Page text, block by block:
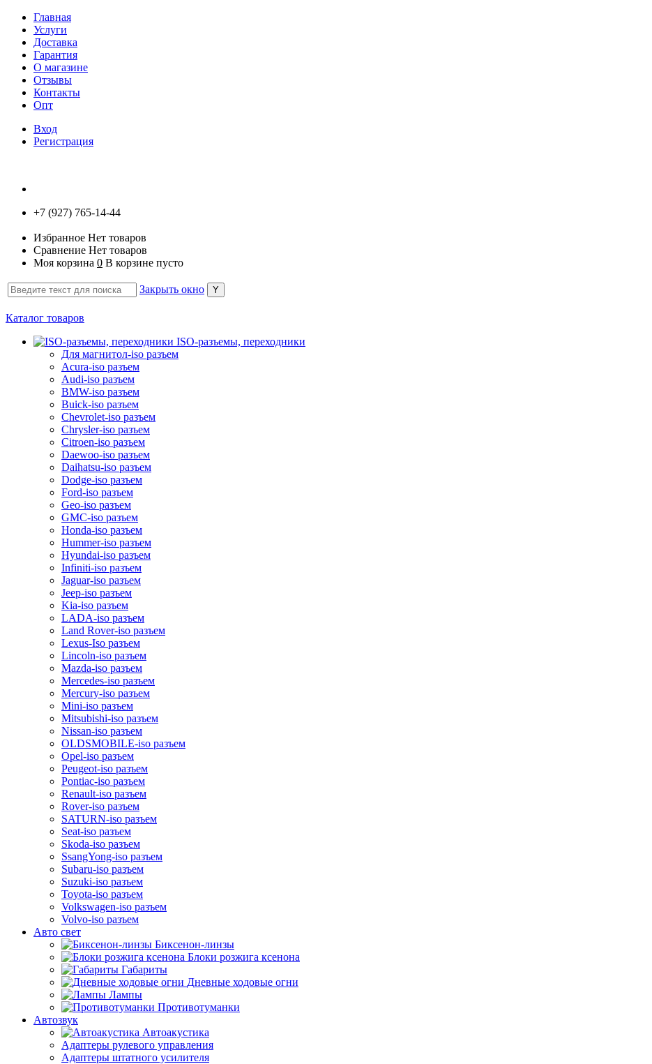
Главная
Услуги
Доставка
Гарантия
О магазине
Отзывы
Контакты
Опт
Вход
Регистрация
+7 (927) 765-14-44
Избранное Нет товаров
Сравнение Нет товаров
Моя корзина 0 В корзине пусто
Закрыть окно
Каталог товаров
ISO-разъемы, переходники
Для магнитол-iso разъем
Acura-iso разъем
Audi-iso разъем
BMW-iso разъем
Buick-iso разъем
Chevrolet-iso разъем
Chrysler-iso разъем
Citroen-iso разъем
Daewoo-iso разъем
Daihatsu-iso разъем
Dodge-iso разъем
Ford-iso разъем
Geo-iso разъем
GMC-iso разъем
Honda-iso разъем
Hummer-iso разъем
Hyundai-iso разъем
Infiniti-iso разъем
Jaguar-iso разъем
Jeep-iso разъем
Kia-iso разъем
LADA-iso разъем
Land Rover-iso разъем
Lexus-Iso разъем
Lincoln-iso разъем
Mazda-iso разъем
Mercedes-iso разъем
Mercury-iso разъем
Mini-iso разъем
Mitsubishi-iso разъем
Nissan-iso разъем
OLDSMOBILE-iso разъем
Opel-iso разъем
Peugeot-iso разъем
Pontiac-iso разъем
Renault-iso разъем
Rover-iso разъем
SATURN-iso разъем
Seat-iso разъем
Skoda-iso разъем
SsangYong-iso разъем
Subaru-iso разъем
Suzuki-iso разъем
Toyota-iso разъем
Volkswagen-iso разъем
Volvo-iso разъем
Авто свет
Биксенон-линзы
Блоки розжига ксенона
Габариты
Дневные ходовые огни
Лампы
Противотуманки
Автозвук
Автоакустика
Адаптеры рулевого управления
Адаптеры штатного усилителя